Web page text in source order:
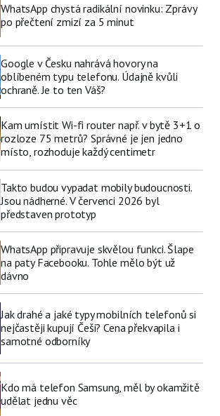
WhatsApp chystá radikální novinku: Zprávy
po přečtení zmizí za 5 minut
Google v Česku nahrává hovory na
oblíbeném typu telefonu. Údajně kvůli
ochraně. Je to ten Váš?
Kam umístit Wi-fi router např. v bytě 3+1 o
rozloze 75 metrů? Správné je jen jedno
místo, rozhoduje každý centimetr
Takto budou vypadat mobily budoucnosti.
Jsou nádherné. V červenci 2026 byl
představen prototyp
WhatsApp připravuje skvělou funkci. Šlape
na paty Facebooku. Tohle mělo být už
dávno
Jak drahé a jaké typy mobilních telefonů si
nejčastěji kupují Češi? Cena překvapila i
samotné odborníky
Kdo má telefon Samsung, měl by okamžitě
udělat jednu věc